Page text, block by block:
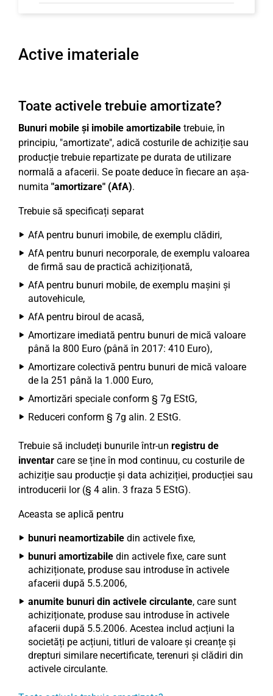
Active imateriale
Toate activele trebuie amortizate?
Bunuri mobile și imobile amortizabile trebuie, în
principiu, "amortizate", adică costurile de achiziție sau
producție trebuie repartizate pe durata de utilizare
normală a afacerii. Se poate deduce în fiecare an așa-
numita "amortizare" (AfA).
Trebuie să specificați separat
AfA pentru bunuri imobile, de exemplu clădiri,
AfA pentru bunuri necorporale, de exemplu valoarea
de firmă sau de practică achiziționată,
AfA pentru bunuri mobile, de exemplu mașini și
autovehicule,
AfA pentru biroul de acasă,
Amortizare imediată pentru bunuri de mică valoare
până la 800 Euro (până în 2017: 410 Euro),
Amortizare colectivă pentru bunuri de mică valoare
de la 251 până la 1.000 Euro,
Amortizări speciale conform § 7g EStG,
Reduceri conform § 7g alin. 2 EStG.
Trebuie să includeți bunurile într-un registru de
inventar care se ține în mod continuu, cu costurile de
achiziție sau producție și data achiziției, producției sau
introducerii lor (§ 4 alin. 3 fraza 5 EStG).
Aceasta se aplică pentru
bunuri neamortizabile din activele fixe,
bunuri amortizabile din activele fixe, care sunt
achiziționate, produse sau introduse în activele
afacerii după 5.5.2006,
anumite bunuri din activele circulante, care sunt
achiziționate, produse sau introduse în activele
afacerii după 5.5.2006. Acestea includ acțiuni la
societăți pe acțiuni, titluri de valoare și creanțe și
drepturi similare necertificate, terenuri și clădiri din
activele circulante.